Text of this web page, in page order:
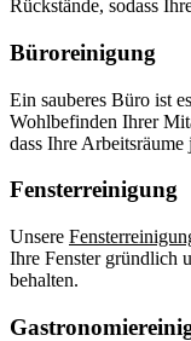
Rückstände, sodass
Büroreinigung
Ein sauberes Büro ist
Wohlbefinden Ihrer
dass Ihre
Fensterreinigung
Unsere
Ihre Fenster gründlich
behalten.